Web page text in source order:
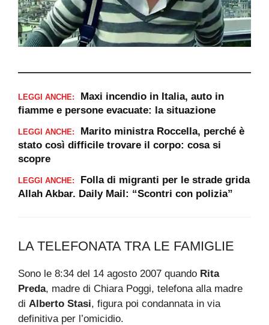
LEGGI ANCHE:
Maxi incendio in Italia, auto in
fiamme e persone evacuate: la situazione
LEGGI ANCHE:
Marito ministra Roccella, perché è
stato così difficile trovare il corpo: cosa si
scopre
LEGGI ANCHE:
Folla di migranti per le strade grida
Allah Akbar. Daily Mail: “Scontri con polizia”
LA TELEFONATA TRA LE FAMIGLIE
Sono le 8:34 del 14 agosto 2007 quando Rita
Preda, madre di Chiara Poggi, telefona alla madre
di Alberto Stasi, figura poi condannata in via
definitiva per l’omicidio.